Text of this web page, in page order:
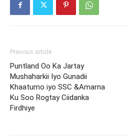
Previous article
Puntland Oo Ka Jartay
Mushaharkii Iyo Gunadii
Khaatumo iyo SSC &Amarna
Ku Soo Rogtay Ciidanka
Firdhiye